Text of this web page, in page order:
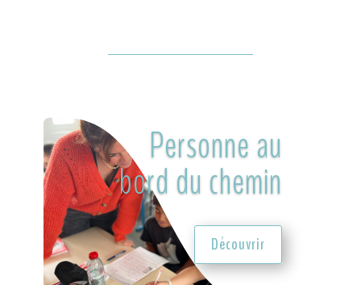
Personne au
bord du chemin
Découvrir